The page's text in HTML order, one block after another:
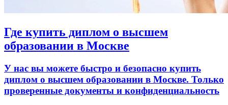
Где купить диплом о высшем
образовании в Москве
У нас вы можете быстро и безопасно купить
диплом о высшем образовании в Москве. Только
проверенные документы и конфиденциальность